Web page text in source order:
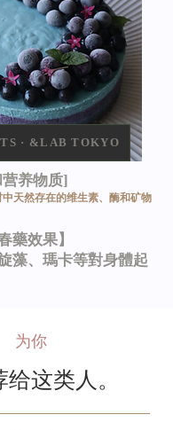
· &LAB TOKYO
养物质]
天然存在的维生素、酶和矿物
藥效果】
藻、瑪卡等對身體起
为你
这类人。